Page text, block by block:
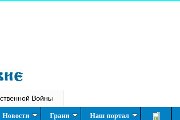
Войны
Новости Грани Наш портал